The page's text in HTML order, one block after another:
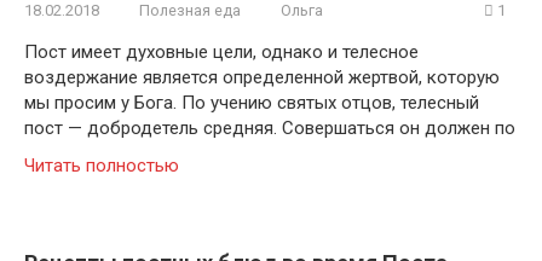
18.02.2018 Полезная еда Ольга 1
Пост имеет духовные цели, однако и телесное
воздержание является определенной жертвой, которую
мы просим у Бога. По учению святых отцов, телесный
пост — добродетель средняя. Совершаться он должен по
Читать полностью